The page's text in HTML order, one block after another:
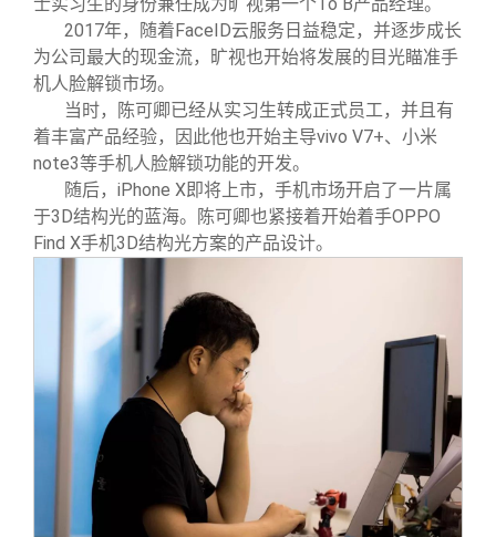
2017年，随着FaceID云服务日益稳定，并逐步成长
为公司最大的现金流，旷视也开始将发展的目光瞄准手
机人脸解锁市场。
当时，陈可卿已经从实习生转成正式员工，并且有
着丰富产品经验，因此他也开始主导vivo V7+、小米
note3等手机人脸解锁功能的开发。
随后，iPhone X即将上市，手机市场开启了一片属
于3D结构光的蓝海。陈可卿也紧接着开始着手OPPO
Find X手机3D结构光方案的产品设计。